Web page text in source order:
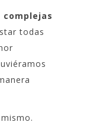
todas